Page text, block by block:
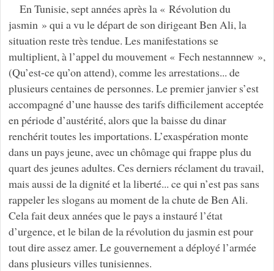
En Tunisie, sept années après la « Révolution du
jasmin » qui a vu le départ de son dirigeant Ben Ali, la
situation reste très tendue. Les manifestations se
multiplient, à l’appel du mouvement « Fech nestannnew »,
(Qu’est-ce qu’on attend), comme les arrestations... de
plusieurs centaines de personnes. Le premier janvier s’est
accompagné d’une hausse des tarifs difficilement acceptée
en période d’austérité, alors que la baisse du dinar
renchérit toutes les importations. L’exaspération monte
dans un pays jeune, avec un chômage qui frappe plus du
quart des jeunes adultes. Ces derniers réclament du travail,
mais aussi de la dignité et la liberté... ce qui n’est pas sans
rappeler les slogans au moment de la chute de Ben Ali.
Cela fait deux années que le pays a instauré l’état
d’urgence, et le bilan de la révolution du jasmin est pour
tout dire assez amer. Le gouvernement a déployé l’armée
dans plusieurs villes tunisiennes.